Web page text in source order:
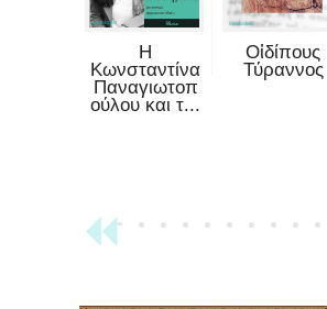
Η
Κωνσταντίνα
Παναγιωτοπ
ούλου και τ...
Οἰδίπους
Τύραννος